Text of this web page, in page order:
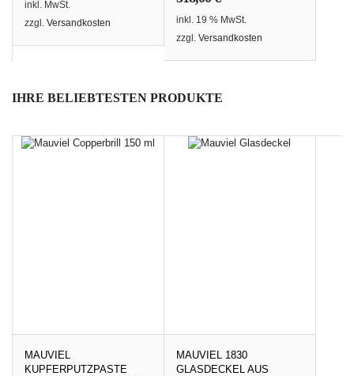
inkl. MwSt.
zzgl. Versandkosten
inkl. 19 % MwSt.
zzgl. Versandkosten
IHRE BELIEBTESTEN PRODUKTE
MAUVIEL
KUPFERPUTZPASTE
MAUVIEL 1830
GLASDECKEL AUS